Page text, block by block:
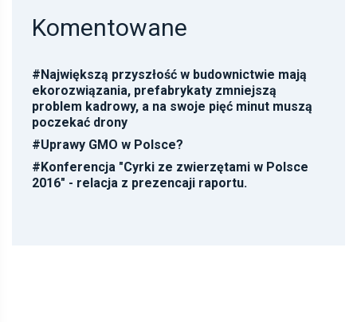
Komentowane
#Największą przyszłość w budownictwie mają
ekorozwiązania, prefabrykaty zmniejszą
problem kadrowy, a na swoje pięć minut muszą
poczekać drony
#Uprawy GMO w Polsce?
#Konferencja "Cyrki ze zwierzętami w Polsce
2016" - relacja z prezencaji raportu.